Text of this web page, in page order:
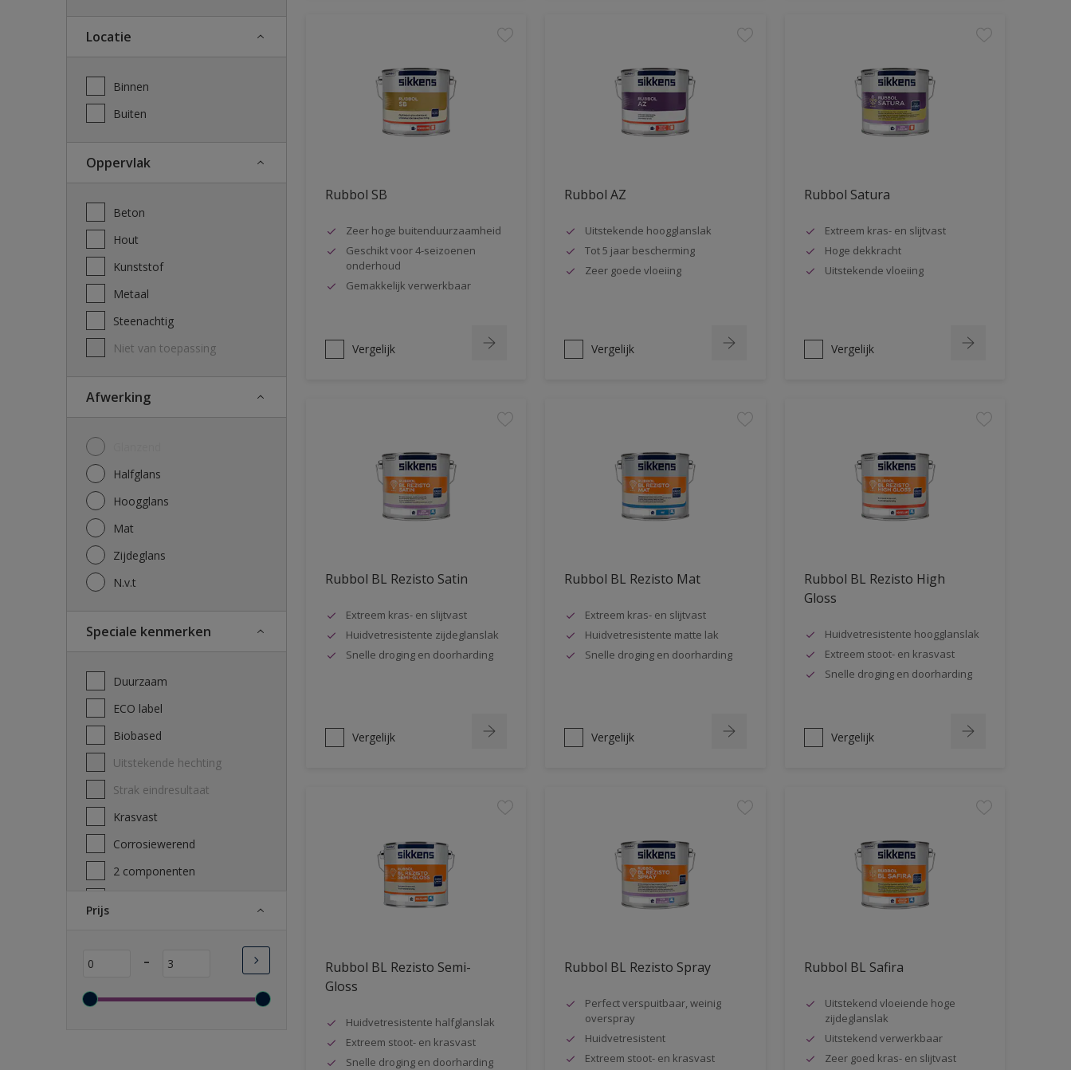
Locatie
Binnen
Buiten
Oppervlak
Beton
Hout
Kunststof
Metaal
Steenachtig
Niet van toepassing
Afwerking
Halfglans
Hoogglans
Mat
Zijdeglans
N.v.t
Speciale kenmerken
Duurzaam
ECO label
Biobased
Uitstekende hechting
Strak eindresultaat
Krasvast
Corrosiewerend
2 componenten
Wasbaar
Sneldrogend
Prijs
-
Rubbol SB
Zeer hoge buitenduurzaamheid
Geschikt voor 4-seizoenen
onderhoud
Gemakkelijk verwerkbaar
Vergelijk
Rubbol AZ
Uitstekende hoogglanslak
Tot 5 jaar bescherming
Zeer goede vloeiing
Vergelijk
Rubbol Satura
Extreem kras- en slijtvast
Hoge dekkracht
Uitstekende vloeiing
Vergelijk
Rubbol BL Rezisto Satin
Extreem kras- en slijtvast
Huidvetresistente zijdeglanslak
Snelle droging en doorharding
Vergelijk
Rubbol BL Rezisto Mat
Extreem kras- en slijtvast
Huidvetresistente matte lak
Snelle droging en doorharding
Vergelijk
Rubbol BL Rezisto High
Gloss
Huidvetresistente hoogglanslak
Extreem stoot- en krasvast
Snelle droging en doorharding
Vergelijk
Rubbol BL Rezisto Semi-
Gloss
Huidvetresistente halfglanslak
Extreem stoot- en krasvast
Snelle droging en doorharding
Rubbol BL Rezisto Spray
Perfect verspuitbaar, weinig
overspray
Huidvetresistent
Extreem stoot- en krasvast
Rubbol BL Safira
Uitstekend vloeiende hoge
zijdeglanslak
Uitstekend verwerkbaar
Zeer goed kras- en slijtvast